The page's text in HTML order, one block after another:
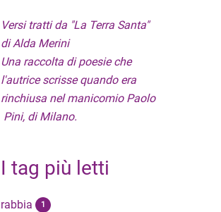
Versi tratti da "La Terra Santa"
di Alda Merini
Una raccolta di poesie che
l'autrice scrisse quando era
rinchiusa nel manicomio Paolo
Pini, di Milano.
I tag più letti
rabbia 1